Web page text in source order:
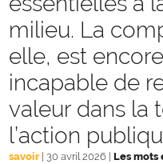
milieu. La
elle, est
incapable de
valeur dans la
l’action
savoir 30 avril 2026 Les mots